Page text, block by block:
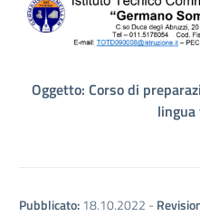
Oggetto: Corso di
lingua
Pubblicato:18.10.2022 -